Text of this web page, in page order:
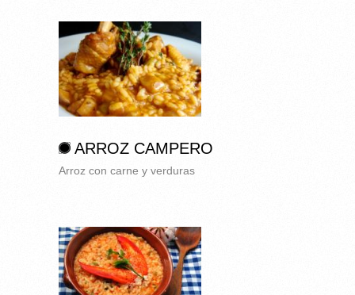
ARROZ CAMPERO
Arroz con carne y verduras